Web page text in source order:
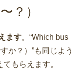
）
ます。“Which bus
か？）”も同じよう
もらえます。